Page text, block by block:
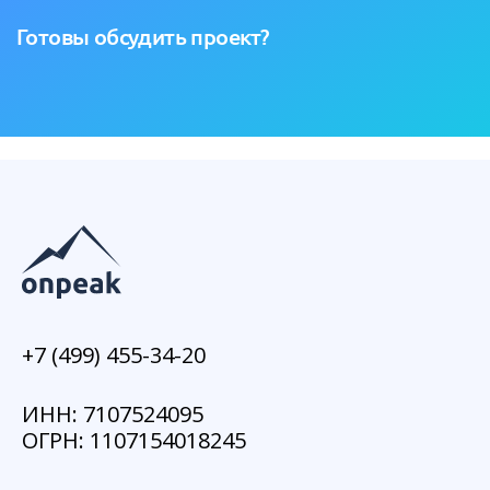
Готовы обсудить проект?
+7 (499) 455-34-20
ИНН: 7107524095
ОГРН: 1107154018245